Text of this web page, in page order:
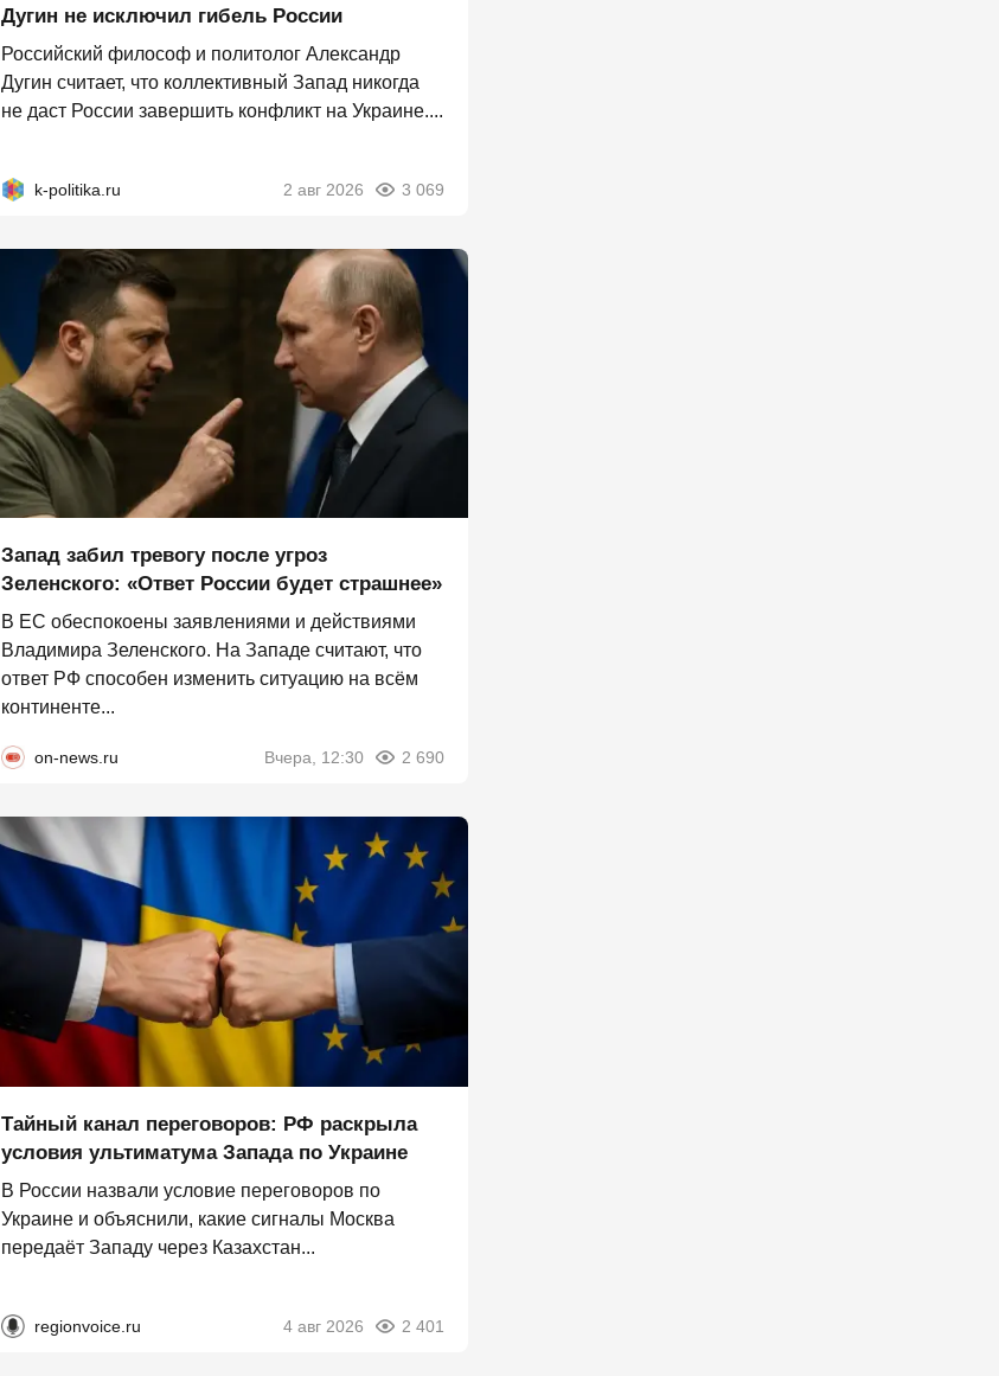
Дугин не исключил гибель России
Российский философ и политолог Александр
Дугин считает, что коллективный Запад никогда
не даст России завершить конфликт на Украине....
k-politika.ru 2 авг 2026 3 069
Запад забил тревогу после угроз
Зеленского: «Ответ России будет страшнее»
В ЕС обеспокоены заявлениями и действиями
Владимира Зеленского. На Западе считают, что
ответ РФ способен изменить ситуацию на всём
континенте...
on-news.ru Вчера, 12:30 2 690
Тайный канал переговоров: РФ раскрыла
условия ультиматума Запада по Украине
В России назвали условие переговоров по
Украине и объяснили, какие сигналы Москва
передаёт Западу через Казахстан...
regionvoice.ru 4 авг 2026 2 401